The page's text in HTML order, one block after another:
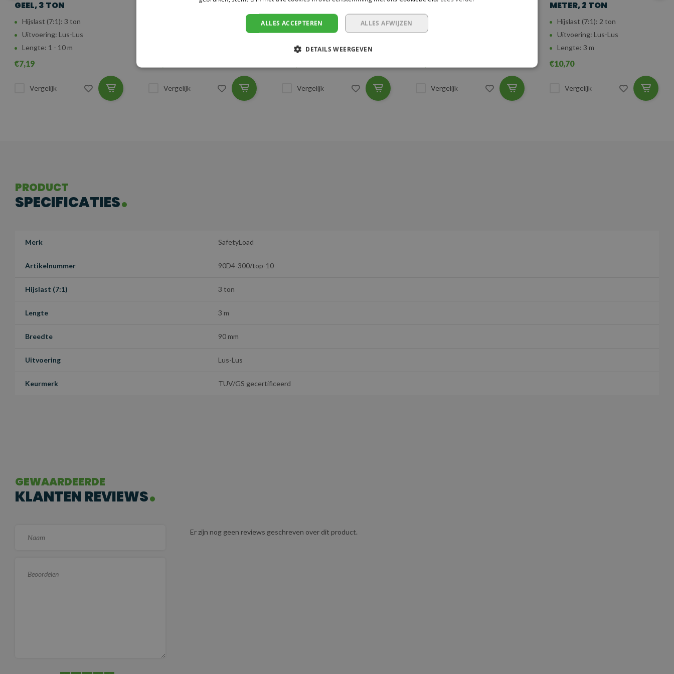
GEEL, 3 TON
Hijslast (7:1): 3 ton
Uitvoering: Lus-Lus
Lengte: 1 - 10 m
€7,19
Vergelijk
GRIJS, 4 TON
Vergelijk
BRUIN, 6 TON
Hijslast (7:1): 6 ton
Uitvoering: Lus-Lus
Lengte: 2 - 10 m
Vergelijk
METER, 1 TON
Uitvoering: Lus-Lus
Vergelijk
METER, 2 TON
Hijslast (7:1): 2 ton
Uitvoering: Lus-Lus
Lengte: 3 m
€10,70
Vergelijk
PRODUCT
SPECIFICATIES
Merk SafetyLoad
Artikelnummer 90D4-300/top-10
Hijslast (7:1) 3 ton
Lengte 3 m
Breedte 90 mm
Uitvoering Lus-Lus
Keurmerk TUV/GS gecertificeerd
GEWAARDEERDE
KLANTEN REVIEWS
Er zijn nog geen reviews geschreven over dit product.
ALLES ACCEPTEREN ALLES AFWIJZEN
DETAILS WEERGEVEN